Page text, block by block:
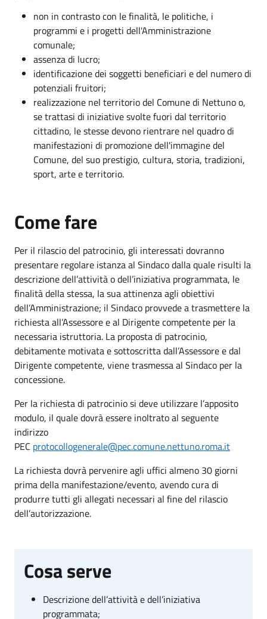
non in contrasto con le finalità, le politiche, i
programmi e i progetti dell'Amministrazione
comunale;
assenza di lucro;
identificazione dei soggetti beneficiari e del numero di
potenziali fruitori;
realizzazione nel territorio del Comune di Nettuno o,
se trattasi di iniziative svolte fuori dal territorio
cittadino, le stesse devono rientrare nel quadro di
manifestazioni di promozione dell'immagine del
Comune, del suo prestigio, cultura, storia, tradizioni,
sport, arte e territorio.
Come fare
Per il rilascio del patrocinio, gli interessati dovranno
presentare regolare istanza al Sindaco dalla quale risulti la
descrizione dell’attività o dell’iniziativa programmata, le
finalità della stessa, la sua attinenza agli obiettivi
dell’Amministrazione; il Sindaco provvede a trasmettere la
richiesta all’Assessore e al Dirigente competente per la
necessaria istruttoria. La proposta di patrocinio,
debitamente motivata e sottoscritta dall’Assessore e dal
Dirigente competente, viene trasmessa al Sindaco per la
concessione.
Per la richiesta di patrocinio si deve utilizzare l’apposito
modulo, il quale dovrà essere inoltrato al seguente
indirizzo
PEC protocollogenerale@pec.comune.nettuno.roma.it
La richiesta dovrà pervenire agli uffici almeno 30 giorni
prima della manifestazione/evento, avendo cura di
produrre tutti gli allegati necessari al fine del rilascio
dell’autorizzazione.
Cosa serve
Descrizione dell’attività e dell’iniziativa
programmata;